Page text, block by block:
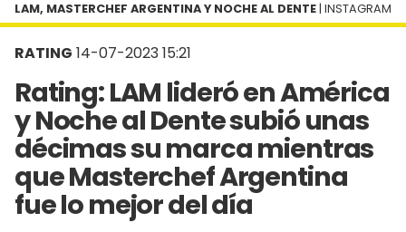
RATING 14-07-2023 15:21
Rating: LAM lideró en América
y Noche al Dente subió unas
décimas su marca mientras
que Masterchef Argentina
fue lo mejor del día
LAM, MASTERCHEF ARGENTINA Y NOCHE AL DENTE | INSTAGRAM